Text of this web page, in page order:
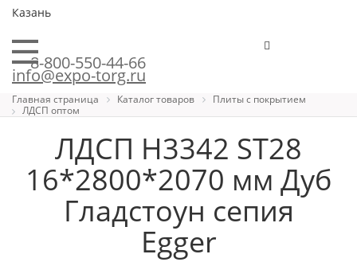
Казань
8-800-550-44-66
info@expo-torg.ru
Главная страница Каталог товаров
Плиты с покрытием
ЛДСП оптом
ЛДСП H3342 ST28
16*2800*2070 мм Дуб
Гладстоун сепия
Egger